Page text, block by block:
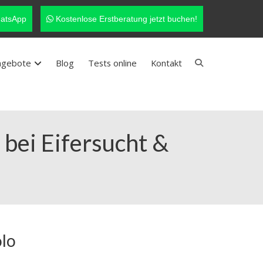
Kostenlose Erstberatung jetzt buchen!
Blog Tests online Kontakt
Eifersucht &